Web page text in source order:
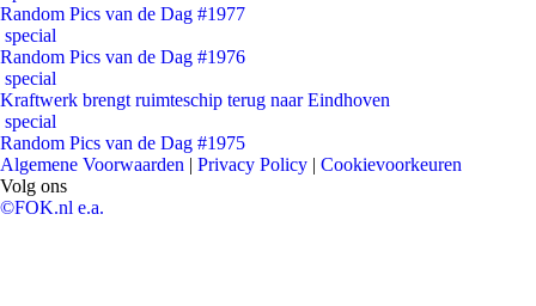
Random Pics van de Dag #1977
special
Random Pics van de Dag #1976
special
Kraftwerk brengt ruimteschip terug naar Eindhoven
special
Random Pics van de Dag #1975
Algemene Voorwaarden | Privacy Policy | Cookievoorkeuren
Volg ons
©FOK.nl e.a.